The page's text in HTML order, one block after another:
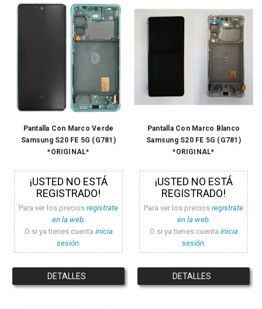
Pantalla Con Marco Verde
Samsung S20 FE 5G (G781)
*ORIGINAL*
¡USTED NO ESTÁ
REGISTRADO!
Para ver los precios registrate
en la web.
O si ya tienes cuenta inicia
sesión.
DETALLES
Pantalla Con Marco Blanco
Samsung S20 FE 5G (G781)
*ORIGINAL*
¡USTED NO ESTÁ
REGISTRADO!
Para ver los precios registrate
en la web.
O si ya tienes cuenta inicia
sesión.
DETALLES